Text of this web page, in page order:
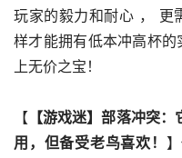
玩家的毅力和耐心 ， 更
样才能拥有低本冲高杯
上无价之宝！
【 【游戏迷】部落冲突
用，但备受老鸟喜欢！